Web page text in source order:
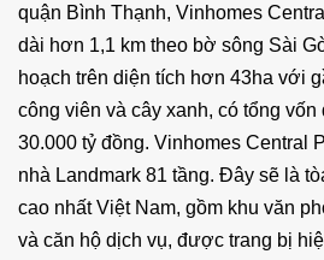
quận Bình Thạnh, Vinhomes
dài hơn 1,1 km theo bờ sông Sài
hoạch trên diện tích hơn 43ha với
công viên và cây xanh, có tổng
30.000 tỷ đồng. Vinhomes Central
nhà Landmark 81 tầng. Đây sẽ là
cao nhất Việt Nam, gồm khu văn
và căn hộ dịch vụ, được trang bị